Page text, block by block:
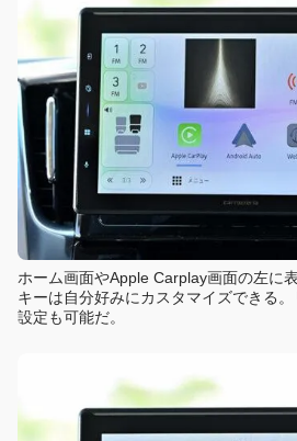
ホーム画面やApple Carplay画面の左に
キーは自分好みにカスタマイズできる
設定も可能だ。